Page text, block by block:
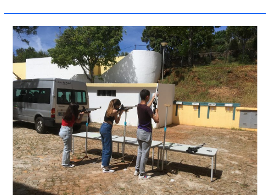
Ténis
de
Mesa
–
Iniciados